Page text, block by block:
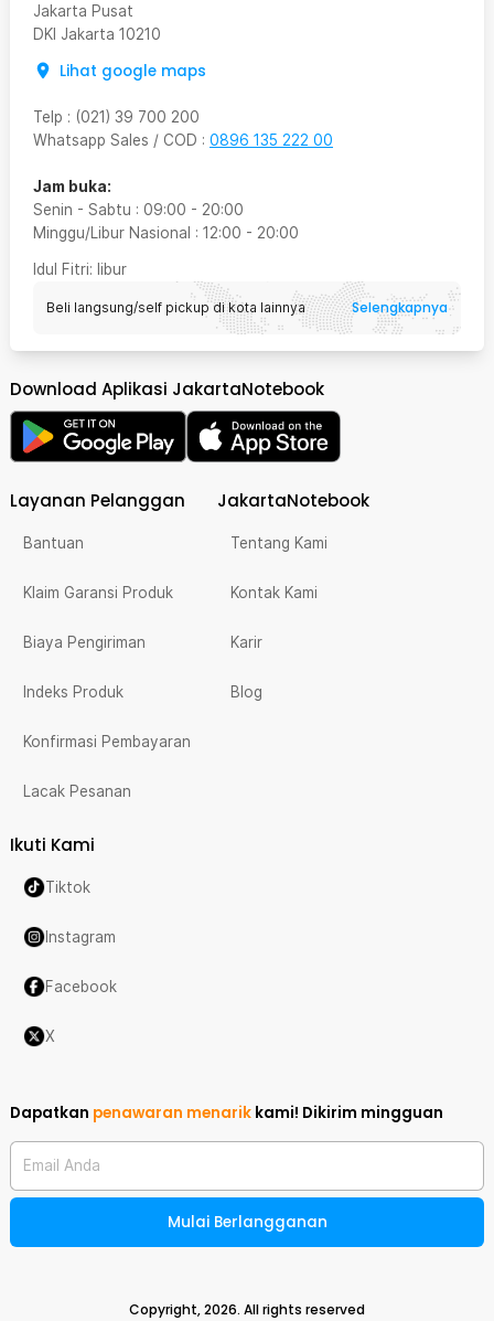
Jakarta Pusat
DKI Jakarta 10210
Lihat google maps
Telp : (021) 39 700 200
Whatsapp Sales / COD : 0896 135 222 00
Jam buka:
Senin - Sabtu : 09:00 - 20:00
Minggu/Libur Nasional : 12:00 - 20:00
Idul Fitri: libur
Beli langsung/self pickup di kota lainnya Selengkapnya
Download Aplikasi JakartaNotebook
Layanan Pelanggan
Bantuan
Klaim Garansi Produk
Biaya Pengiriman
Indeks Produk
Konfirmasi Pembayaran
Lacak Pesanan
JakartaNotebook
Tentang Kami
Kontak Kami
Karir
Blog
Ikuti Kami
Tiktok
Instagram
Facebook
X
Dapatkan penawaran menarik kami! Dikirim mingguan
Email Anda
Mulai Berlangganan
Copyright,2026. All rights reserved